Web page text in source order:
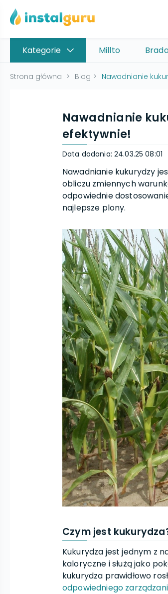
Kategorie Millto
Strona główna > Blog > Nawadnianie
Nawadnianie
efektywnie!
Data dodania: 24.03.25 08:01
Nawadnianie kukurydzy
obliczu zmiennych
odpowiednie
najlepsze plony.
Czym jest
Kukurydza jest jednym z
kaloryczne i służą jako
kukurydza prawidłowo
odpowiedniego